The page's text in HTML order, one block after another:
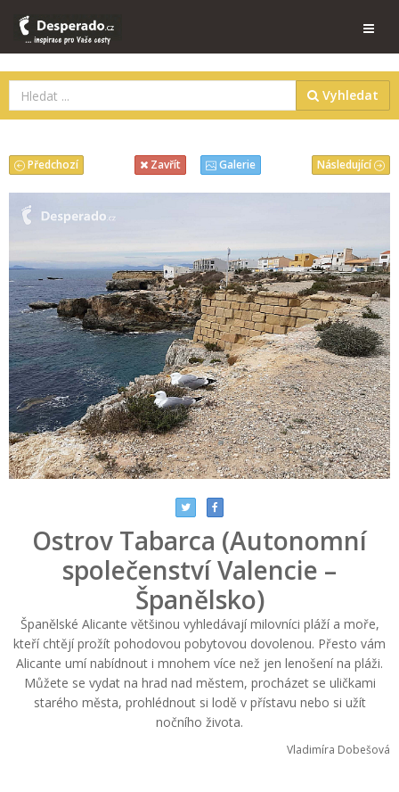
Vyhledat
Následující
Předchozí Zavřít Galerie
Ostrov Tabarca (Autonomní
společenství Valencie –
Španělsko)
Španělské Alicante většinou vyhledávají milovníci pláží a moře,
kteří chtějí prožít pohodovou pobytovou dovolenou. Přesto vám
Alicante umí nabídnout i mnohem více než jen lenošení na pláži.
Můžete se vydat na hrad nad městem, procházet se uličkami
starého města, prohlédnout si lodě v přístavu nebo si užít
nočního života.
Vladimíra Dobešová